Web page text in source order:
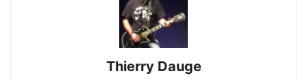
Thierry Dauge